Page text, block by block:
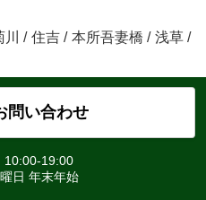
/ 住吉 / 本所吾妻橋 / 浅草 /
問い合わせ
10:00-19:00
日 年末年始